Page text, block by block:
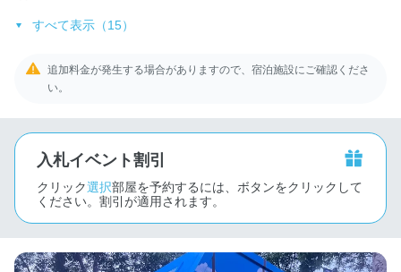
すべて表示（15）
追加料金が発生する場合がありますので、宿泊施設にご確認くださ
い。
入札イベント割引
クリック選択部屋を予約するには、ボタンをクリックして
ください。割引が適用されます。